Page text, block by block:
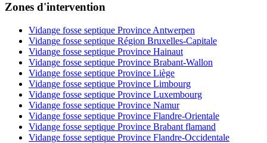
Zones d'intervention
Vidange fosse septique Province Antwerpen
Vidange fosse septique Région Bruxelles-Capitale
Vidange fosse septique Province Hainaut
Vidange fosse septique Province Brabant-Wallon
Vidange fosse septique Province Liège
Vidange fosse septique Province Limbourg
Vidange fosse septique Province Luxembourg
Vidange fosse septique Province Namur
Vidange fosse septique Province Flandre-Orientale
Vidange fosse septique Province Brabant flamand
Vidange fosse septique Province Flandre-Occidentale